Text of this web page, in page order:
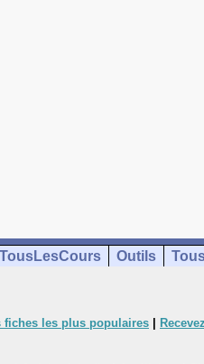
TousLesCours Outils
fiches les plus populaires